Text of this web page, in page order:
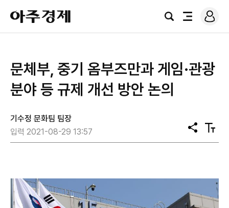
아
주
경
검
전
로
그
문체부, 중기 옴부즈만과 게임·관광
분야 등 규제 개선 방안 논의
기수정 문화팀 팀장
입력 2021-08-29 13:57
공
유
텍
스